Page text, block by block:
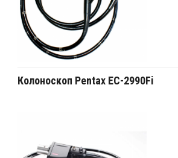
Колоноскоп Pentax EC-2990Fi